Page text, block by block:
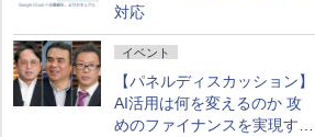
対応
イベント
【パネルディスカッション】
AI活用は何を変えるのか 攻
めのファイナンスを実現する